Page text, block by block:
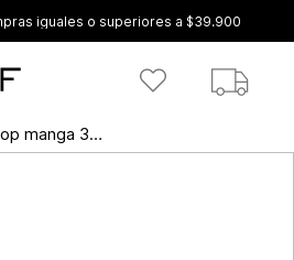
iguales o superiores a $39.900
Crop top manga 3/4 con amarre en espalda